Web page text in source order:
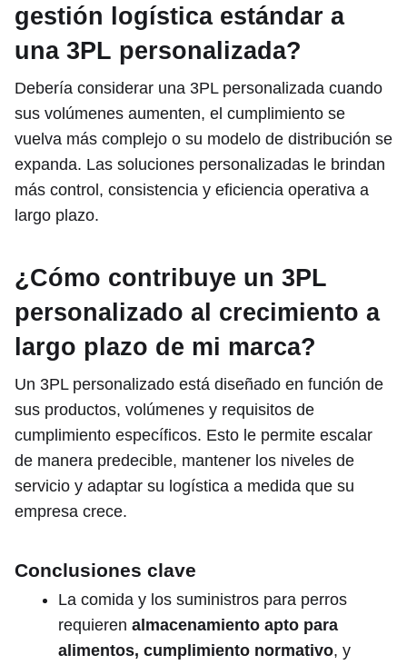
gestión logística estándar a
una 3PL personalizada?
Debería considerar una 3PL personalizada cuando
sus volúmenes aumenten, el cumplimiento se
vuelva más complejo o su modelo de distribución se
expanda. Las soluciones personalizadas le brindan
más control, consistencia y eficiencia operativa a
largo plazo.
¿Cómo contribuye un 3PL
personalizado al crecimiento a
largo plazo de mi marca?
Un 3PL personalizado está diseñado en función de
sus productos, volúmenes y requisitos de
cumplimiento específicos. Esto le permite escalar
de manera predecible, mantener los niveles de
servicio y adaptar su logística a medida que su
empresa crece.
Conclusiones clave
La comida y los suministros para perros
requieren almacenamiento apto para
alimentos, cumplimiento normativo, y